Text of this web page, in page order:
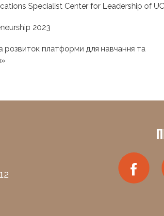
Specialist Center for Leadership of
2023
платформи для навчання та